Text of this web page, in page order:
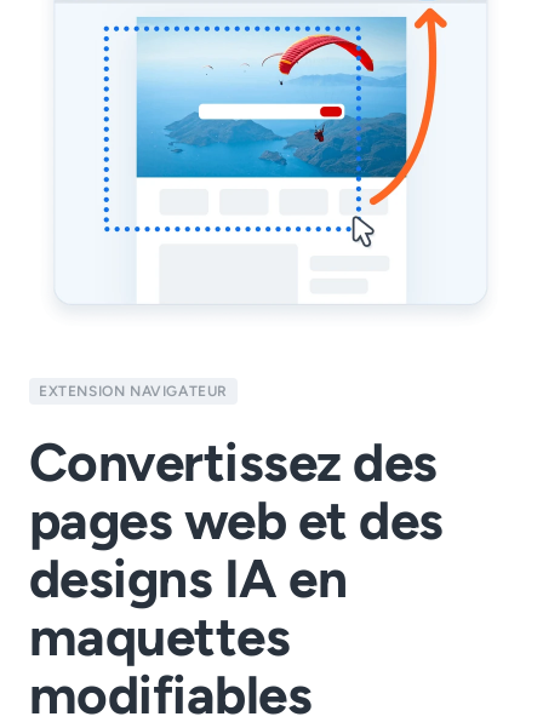
EXTENSION NAVIGATEUR
Convertissez des
pages web et des
designs IA en
maquettes
modifiables